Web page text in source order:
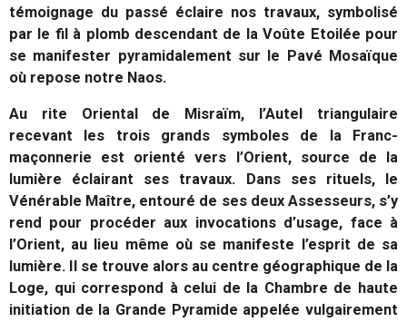
témoignage du passé éclaire nos travaux, symbolisé
par le fil à plomb descendant de la Voûte Etoilée pour
se manifester pyramidalement sur le Pavé Mosaïque
où repose notre Naos.
Au rite Oriental de Misraïm, l’Autel triangulaire
recevant les trois grands symboles de la Franc-
maçonnerie est orienté vers l’Orient, source de la
lumière éclairant ses travaux. Dans ses rituels, le
Vénérable Maître, entouré de ses deux Assesseurs, s’y
rend pour procéder aux invocations d’usage, face à
l’Orient, au lieu même où se manifeste l’esprit de sa
lumière. Il se trouve alors au centre géographique de la
Loge, qui correspond à celui de la Chambre de haute
initiation de la Grande Pyramide appelée vulgairement